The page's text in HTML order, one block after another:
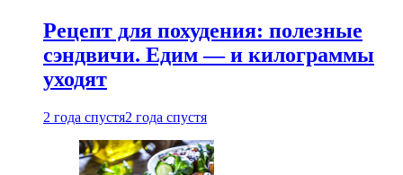
Рецепт для похудения: полезные
сэндвичи. Едим — и килограммы
уходят
2 года спустя2 года спустя